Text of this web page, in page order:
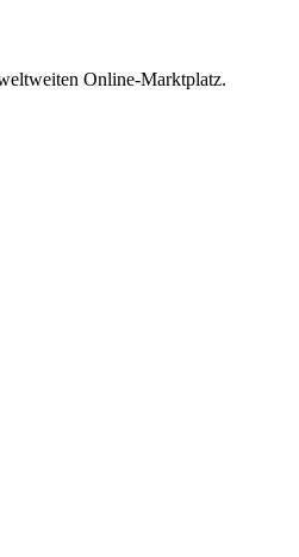
Online-Marktplatz.